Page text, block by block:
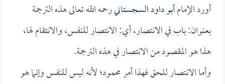
أورد الإمامأبو داود السجستانيرحمه الله تعالى هذه الترجمة
بعنوان: باب في الانتصار، أي: الانتصار للنفس، والانتقام لها،
هذا هو المقصود من الانتصار في هذه الترجمة.
وأما الانتصار للحق فهذا أمر محمود؛ لأنه ليس للنفس وإنما هو